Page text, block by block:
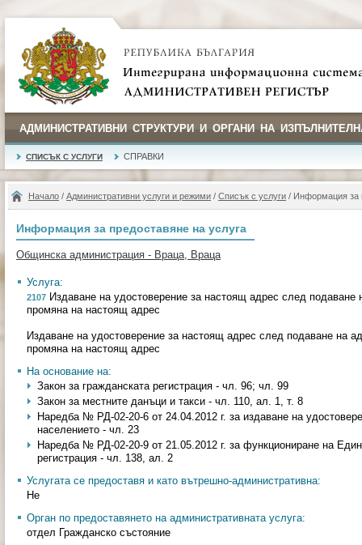
АДМИНИСТРАТИВНИ СТРУКТУРИ И ОРГАНИ НА
СПИСЪК С УСЛУГИ СПРАВКИ
Начало / Административни услуги и режими / Списък с услуги / Информация за
Информация за предоставяне на услуга
Общинска администрация - Враца, Враца
Услуга:
2107 Издаване на удостоверение за настоящ адрес след подаване
промяна на настоящ адрес
Издаване на удостоверение за настоящ адрес след подаване на
промяна на настоящ адрес
На основание на:
Закон за гражданската регистрация - чл. 96; чл. 99
Закон за местните данъци и такси - чл. 110, ал. 1, т. 8
Наредба № РД-02-20-6 от 24.04.2012 г. за издаване на
населението - чл. 23
Наредба № РД-02-20-9 от 21.05.2012 г. за функциониране на
регистрация - чл. 138, ал. 2
Услугата се предоставя и като вътрешно-административна:
Не
Орган по предоставянето на административната услуга:
отдел Гражданско състояние